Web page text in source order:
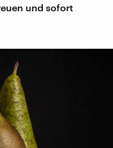
und sofort